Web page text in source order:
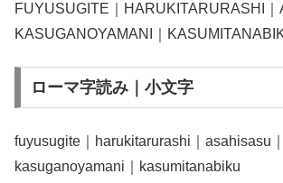
FUYUSUGITE｜HARUKITARURASHI｜
KASUGANOYAMANI｜
ローマ字読み｜小文字
fuyusugite｜harukitarurashi｜asahisasu｜
kasuganoyamani｜kasumitanabiku